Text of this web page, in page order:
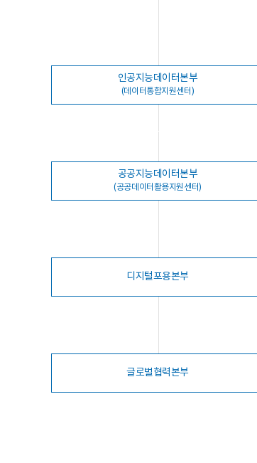
인공지능데이터본부
(데이터통합지원센터)
공공지능데이터본부
(공공데이터활용지원센터)
디지털포용본부
글로벌협력본부